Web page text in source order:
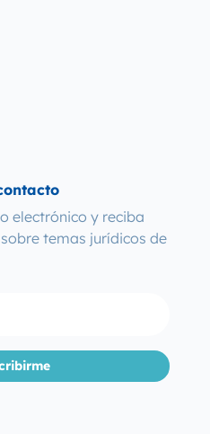
electrónico y reciba
temas jurídicos de